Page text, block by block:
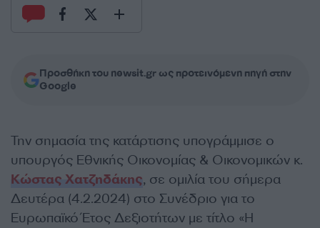
Προσθήκη του newsit.gr ως προτεινόμενη πηγή στην
Google
Την σημασία της κατάρτισης υπογράμμισε ο
υπουργός Εθνικής Οικονομίας & Οικονομικών κ.
Κώστας Χατζηδάκης, σε ομιλία του σήμερα
Δευτέρα (4.2.2024) στο Συνέδριο για το
Ευρωπαϊκό Έτος Δεξιοτήτων με τίτλο «Η